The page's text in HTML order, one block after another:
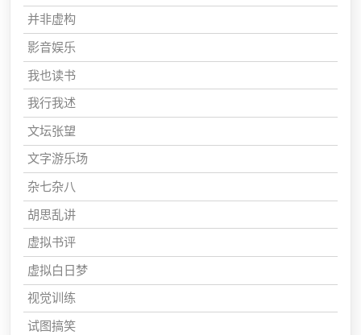
并非虚构
影音娱乐
我也读书
我行我述
文坛张望
文字游乐场
杂七杂八
胡思乱讲
虚拟书评
虚拟白日梦
视觉训练
试图搞笑